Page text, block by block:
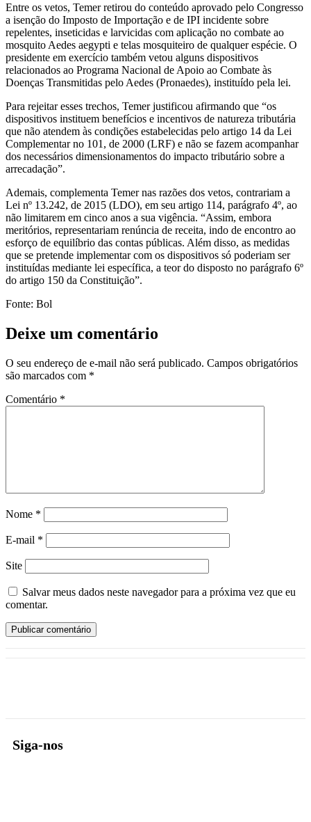
Entre os vetos, Temer retirou do conteúdo aprovado pelo Congresso
a isenção do Imposto de Importação e de IPI incidente sobre
repelentes, inseticidas e larvicidas com aplicação no combate ao
mosquito Aedes aegypti e telas mosquiteiro de qualquer espécie. O
presidente em exercício também vetou alguns dispositivos
relacionados ao Programa Nacional de Apoio ao Combate às
Doenças Transmitidas pelo Aedes (Pronaedes), instituído pela lei.
Para rejeitar esses trechos, Temer justificou afirmando que “os
dispositivos instituem benefícios e incentivos de natureza tributária
que não atendem às condições estabelecidas pelo artigo 14 da Lei
Complementar no 101, de 2000 (LRF) e não se fazem acompanhar
dos necessários dimensionamentos do impacto tributário sobre a
arrecadação”.
Ademais, complementa Temer nas razões dos vetos, contrariam a
Lei nº 13.242, de 2015 (LDO), em seu artigo 114, parágrafo 4º, ao
não limitarem em cinco anos a sua vigência. “Assim, embora
meritórios, representariam renúncia de receita, indo de encontro ao
esforço de equilíbrio das contas públicas. Além disso, as medidas
que se pretende implementar com os dispositivos só poderiam ser
instituídas mediante lei específica, a teor do disposto no parágrafo 6º
do artigo 150 da Constituição”.
Fonte: Bol
Deixe um comentário
O seu endereço de e-mail não será publicado. Campos obrigatórios
são marcados com *
Comentário *
Nome *
E-mail *
Site
Salvar meus dados neste navegador para a próxima vez que eu
comentar.
Siga-nos